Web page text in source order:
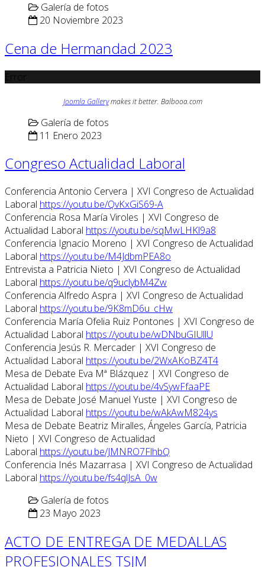
Galería de fotos
20 Noviembre 2023
Cena de Hermandad 2023
Joomla Gallerymakes it better. Balbooa.com
Galería de fotos
11 Enero 2023
Congreso Actualidad Laboral
Conferencia Antonio Cervera | XVI Congreso de Actualidad
Laboral https://youtu.be/QvKxGiS69-A
Conferencia Rosa María Viroles | XVI Congreso de
Actualidad Laboral https://youtu.be/sqMwLHKl9a8
Conferencia Ignacio Moreno | XVI Congreso de Actualidad
Laboral https://youtu.be/M4JdbmPEA8o
Entrevista a Patricia Nieto | XVI Congreso de Actualidad
Laboral https://youtu.be/q9uclybM4Zw
Conferencia Alfredo Aspra | XVI Congreso de Actualidad
Laboral https://youtu.be/9K8mD6u_cHw
Conferencia María Ofelia Ruiz Pontones | XVI Congreso de
Actualidad Laboral https://youtu.be/wDNbuGIUllU
Conferencia Jesús R. Mercader | XVI Congreso de
Actualidad Laboral https://youtu.be/2WxAKoBZ4T4
Mesa de Debate Eva Mª Blázquez | XVI Congreso de
Actualidad Laboral https://youtu.be/4vSywFfaaPE
Mesa de Debate José Manuel Yuste | XVI Congreso de
Actualidad Laboral https://youtu.be/wAkAwM824ys
Mesa de Debate Beatriz Miralles, Ángeles García, Patricia
Nieto | XVI Congreso de Actualidad
Laboral https://youtu.be/JMNRO7FlhbQ
Conferencia Inés Mazarrasa | XVI Congreso de Actualidad
Laboral https://youtu.be/fs4qlJsA_0w
Galería de fotos
23 Mayo 2023
ACTO DE ENTREGA DE MEDALLAS
PROFESIONALES TSJM